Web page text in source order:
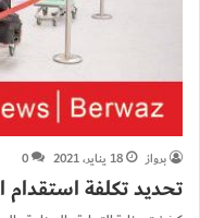
برواز
18 يناير، 2021 0
تحديد تكلفة استقدام